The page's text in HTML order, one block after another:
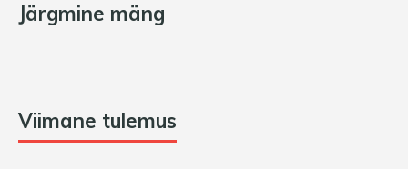
Järgmine mäng
Viimane tulemus